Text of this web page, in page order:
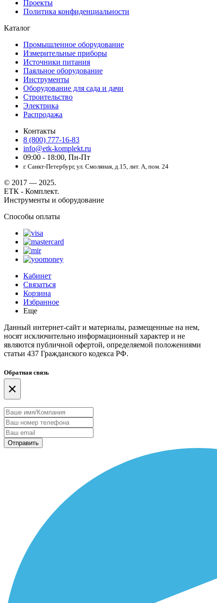
Проекты
Политика конфиденциальности
Каталог
Промышленное оборудование
Измерительные приборы
Источники питания
Паяльное оборудование
Инструменты
Оборудование для сада и дачи
Строительство
Электрика
Распродажа
Контакты
8 (800) 777-16-83
info@etk-komplekt.ru
09:00 - 18:00, Пн-Пт
г. Санкт-Петербург, ул. Смоляная, д.15, лит. А, пом. 24
© 2017 — 2025.
ЕТК - Комплект.
Инструменты и оборудование
Способы оплаты
Кабинет
Связаться
Корзина
Избранное
Еще
Данный интернет-сайт и материалы, размещенные на нем,
носят исключительно информационный характер и не
являются публичной офертой, определяемой положениями
статьи 437 Гражданского кодекса РФ.
Обратная связь
×
Отправить